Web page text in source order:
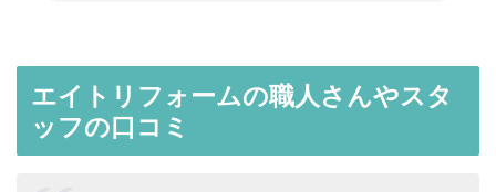
エイトリフォームの職人さんやスタ
ッフの口コミ